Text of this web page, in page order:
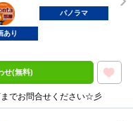
タ
屋
パノラマ
あり
せ(無料)
でお問合せください☆彡